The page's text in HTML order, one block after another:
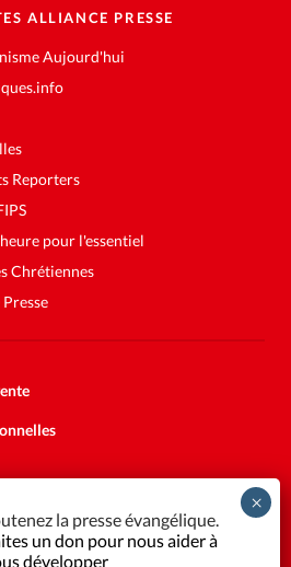
ALLIANCE PRESSE
Aujourd'hui
Reporters
pour l'essentiel
Chrétiennes
la presse évangélique.
un don pour nous aider à
développer